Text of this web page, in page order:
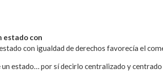
estado con
con igualdad de derechos favorecía el
un estado… por sí decirlo centralizado y